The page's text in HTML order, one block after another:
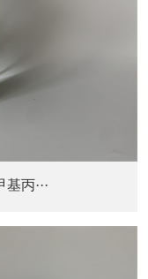
丙···